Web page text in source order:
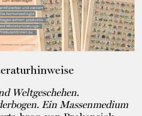
Weltgeschehen.
Ein Massenmedium